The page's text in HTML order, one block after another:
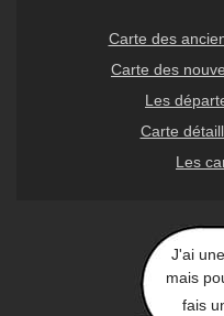
Carte des
Carte des
Les
Carte
Les
J'ai
mais
fais